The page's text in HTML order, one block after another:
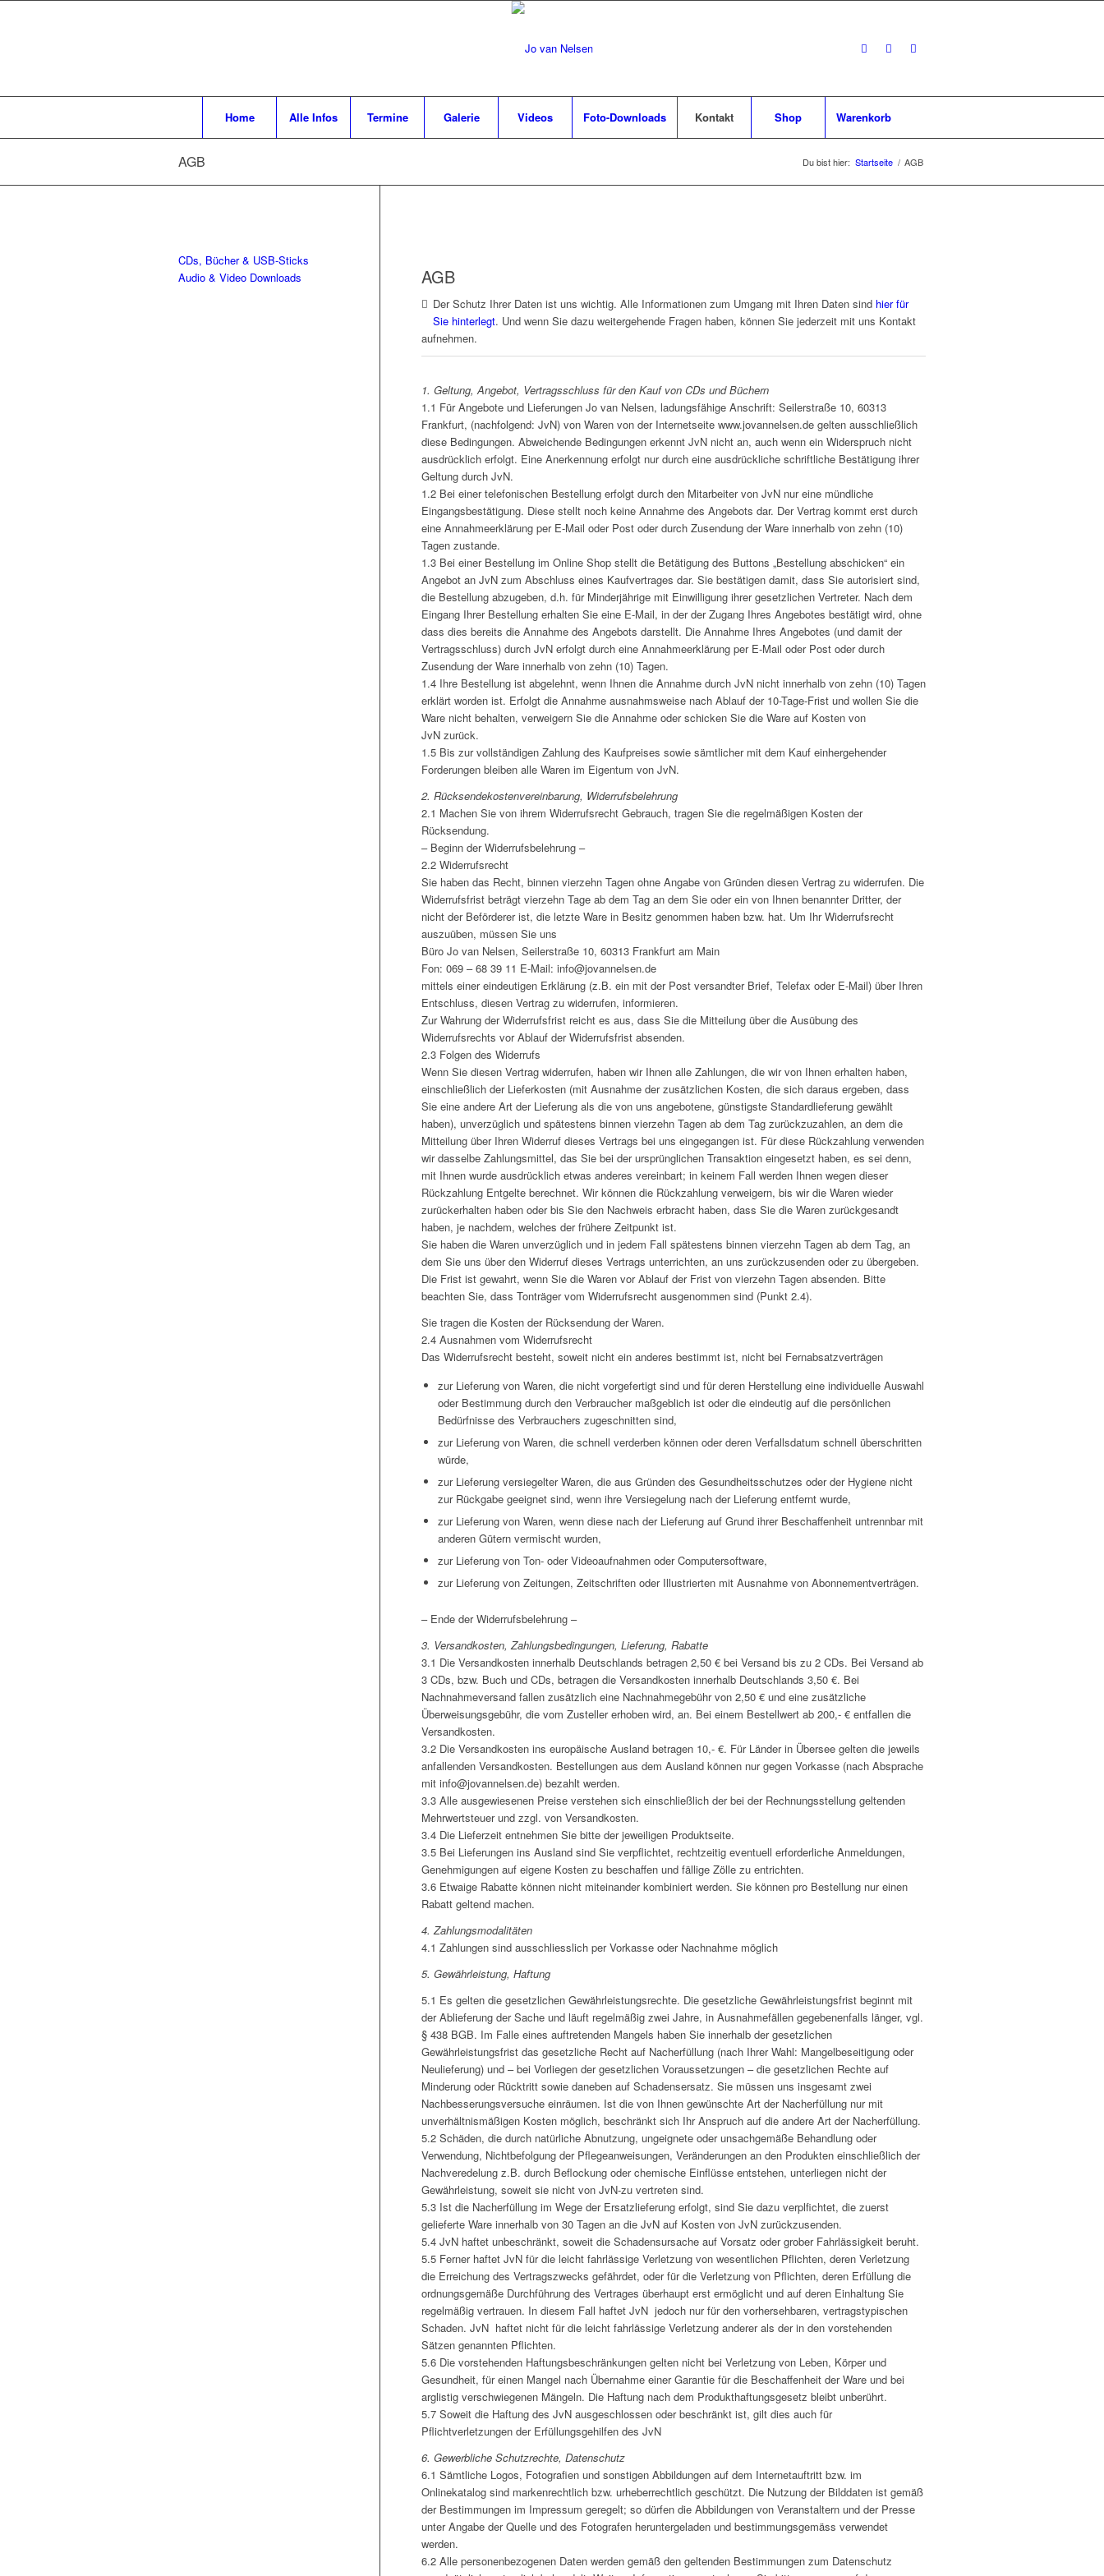
Home Alle Infos Termine Galerie Videos Foto-Downloads Kontakt Shop Warenkorb
AGB Du bist hier: Startseite / AGB
AGB
Der Schutz Ihrer Daten ist uns wichtig. Alle Informationen zum Umgang mit Ihren Daten sind hier für
Sie hinterlegt. Und wenn Sie dazu weitergehende Fragen haben, können Sie jederzeit mit uns Kontakt
aufnehmen.
1. Geltung, Angebot, Vertragsschluss für den Kauf von CDs und Büchern
1.1 Für Angebote und Lieferungen Jo van Nelsen, ladungsfähige Anschrift: Seilerstraße 10, 60313
Frankfurt, (nachfolgend: JvN) von Waren von der Internetseite www.jovannelsen.de gelten ausschließlich
diese Bedingungen. Abweichende Bedingungen erkennt JvN nicht an, auch wenn ein Widerspruch nicht
ausdrücklich erfolgt. Eine Anerkennung erfolgt nur durch eine ausdrückliche schriftliche Bestätigung ihrer
Geltung durch JvN.
1.2 Bei einer telefonischen Bestellung erfolgt durch den Mitarbeiter von JvN nur eine mündliche
Eingangsbestätigung. Diese stellt noch keine Annahme des Angebots dar. Der Vertrag kommt erst durch
eine Annahmeerklärung per E-Mail oder Post oder durch Zusendung der Ware innerhalb von zehn (10)
Tagen zustande.
1.3 Bei einer Bestellung im Online Shop stellt die Betätigung des Buttons „Bestellung abschicken“ ein
Angebot an JvN zum Abschluss eines Kaufvertrages dar. Sie bestätigen damit, dass Sie autorisiert sind,
die Bestellung abzugeben, d.h. für Minderjährige mit Einwilligung ihrer gesetzlichen Vertreter. Nach dem
Eingang Ihrer Bestellung erhalten Sie eine E-Mail, in der der Zugang Ihres Angebotes bestätigt wird, ohne
dass dies bereits die Annahme des Angebots darstellt. Die Annahme Ihres Angebotes (und damit der
Vertragsschluss) durch JvN erfolgt durch eine Annahmeerklärung per E-Mail oder Post oder durch
Zusendung der Ware innerhalb von zehn (10) Tagen.
1.4 Ihre Bestellung ist abgelehnt, wenn Ihnen die Annahme durch JvN nicht innerhalb von zehn (10) Tagen
erklärt worden ist. Erfolgt die Annahme ausnahmsweise nach Ablauf der 10-Tage-Frist und wollen Sie die
Ware nicht behalten, verweigern Sie die Annahme oder schicken Sie die Ware auf Kosten von
JvN zurück.
1.5 Bis zur vollständigen Zahlung des Kaufpreises sowie sämtlicher mit dem Kauf einhergehender
Forderungen bleiben alle Waren im Eigentum von JvN.
2. Rücksendekostenvereinbarung, Widerrufsbelehrung
2.1 Machen Sie von ihrem Widerrufsrecht Gebrauch, tragen Sie die regelmäßigen Kosten der
Rücksendung.
– Beginn der Widerrufsbelehrung –
2.2 Widerrufsrecht
Sie haben das Recht, binnen vierzehn Tagen ohne Angabe von Gründen diesen Vertrag zu widerrufen. Die
Widerrufsfrist beträgt vierzehn Tage ab dem Tag an dem Sie oder ein von Ihnen benannter Dritter, der
nicht der Beförderer ist, die letzte Ware in Besitz genommen haben bzw. hat. Um Ihr Widerrufsrecht
auszuüben, müssen Sie uns
Büro Jo van Nelsen, Seilerstraße 10, 60313 Frankfurt am Main
Fon: 069 – 68 39 11 E-Mail: info@jovannelsen.de
mittels einer eindeutigen Erklärung (z.B. ein mit der Post versandter Brief, Telefax oder E-Mail) über Ihren
Entschluss, diesen Vertrag zu widerrufen, informieren.
Zur Wahrung der Widerrufsfrist reicht es aus, dass Sie die Mitteilung über die Ausübung des
Widerrufsrechts vor Ablauf der Widerrufsfrist absenden.
2.3 Folgen des Widerrufs
Wenn Sie diesen Vertrag widerrufen, haben wir Ihnen alle Zahlungen, die wir von Ihnen erhalten haben,
einschließlich der Lieferkosten (mit Ausnahme der zusätzlichen Kosten, die sich daraus ergeben, dass
Sie eine andere Art der Lieferung als die von uns angebotene, günstigste Standardlieferung gewählt
haben), unverzüglich und spätestens binnen vierzehn Tagen ab dem Tag zurückzuzahlen, an dem die
Mitteilung über Ihren Widerruf dieses Vertrags bei uns eingegangen ist. Für diese Rückzahlung verwenden
wir dasselbe Zahlungsmittel, das Sie bei der ursprünglichen Transaktion eingesetzt haben, es sei denn,
mit Ihnen wurde ausdrücklich etwas anderes vereinbart; in keinem Fall werden Ihnen wegen dieser
Rückzahlung Entgelte berechnet. Wir können die Rückzahlung verweigern, bis wir die Waren wieder
zurückerhalten haben oder bis Sie den Nachweis erbracht haben, dass Sie die Waren zurückgesandt
haben, je nachdem, welches der frühere Zeitpunkt ist.
Sie haben die Waren unverzüglich und in jedem Fall spätestens binnen vierzehn Tagen ab dem Tag, an
dem Sie uns über den Widerruf dieses Vertrags unterrichten, an uns zurückzusenden oder zu übergeben.
Die Frist ist gewahrt, wenn Sie die Waren vor Ablauf der Frist von vierzehn Tagen absenden. Bitte
beachten Sie, dass Tonträger vom Widerrufsrecht ausgenommen sind (Punkt 2.4).
Sie tragen die Kosten der Rücksendung der Waren.
2.4 Ausnahmen vom Widerrufsrecht
Das Widerrufsrecht besteht, soweit nicht ein anderes bestimmt ist, nicht bei Fernabsatzverträgen
zur Lieferung von Waren, die nicht vorgefertigt sind und für deren Herstellung eine individuelle Auswahl
oder Bestimmung durch den Verbraucher maßgeblich ist oder die eindeutig auf die persönlichen
Bedürfnisse des Verbrauchers zugeschnitten sind,
zur Lieferung von Waren, die schnell verderben können oder deren Verfallsdatum schnell überschritten
würde,
zur Lieferung versiegelter Waren, die aus Gründen des Gesundheitsschutzes oder der Hygiene nicht
zur Rückgabe geeignet sind, wenn ihre Versiegelung nach der Lieferung entfernt wurde,
zur Lieferung von Waren, wenn diese nach der Lieferung auf Grund ihrer Beschaffenheit untrennbar mit
anderen Gütern vermischt wurden,
zur Lieferung von Ton- oder Videoaufnahmen oder Computersoftware,
zur Lieferung von Zeitungen, Zeitschriften oder Illustrierten mit Ausnahme von Abonnementverträgen.
– Ende der Widerrufsbelehrung –
3. Versandkosten, Zahlungsbedingungen, Lieferung, Rabatte
3.1 Die Versandkosten innerhalb Deutschlands betragen 2,50 € bei Versand bis zu 2 CDs. Bei Versand ab
3 CDs, bzw. Buch und CDs, betragen die Versandkosten innerhalb Deutschlands 3,50 €. Bei
Nachnahmeversand fallen zusätzlich eine Nachnahmegebühr von 2,50 € und eine zusätzliche
Überweisungsgebühr, die vom Zusteller erhoben wird, an. Bei einem Bestellwert ab 200,- € entfallen die
Versandkosten.
3.2 Die Versandkosten ins europäische Ausland betragen 10,- €. Für Länder in Übersee gelten die jeweils
anfallenden Versandkosten. Bestellungen aus dem Ausland können nur gegen Vorkasse (nach Absprache
mit info@jovannelsen.de) bezahlt werden.
3.3 Alle ausgewiesenen Preise verstehen sich einschließlich der bei der Rechnungsstellung geltenden
Mehrwertsteuer und zzgl. von Versandkosten.
3.4 Die Lieferzeit entnehmen Sie bitte der jeweiligen Produktseite.
3.5 Bei Lieferungen ins Ausland sind Sie verpflichtet, rechtzeitig eventuell erforderliche Anmeldungen,
Genehmigungen auf eigene Kosten zu beschaffen und fällige Zölle zu entrichten.
3.6 Etwaige Rabatte können nicht miteinander kombiniert werden. Sie können pro Bestellung nur einen
Rabatt geltend machen.
4. Zahlungsmodalitäten
4.1 Zahlungen sind ausschliesslich per Vorkasse oder Nachnahme möglich
5. Gewährleistung, Haftung
5.1 Es gelten die gesetzlichen Gewährleistungsrechte. Die gesetzliche Gewährleistungsfrist beginnt mit
der Ablieferung der Sache und läuft regelmäßig zwei Jahre, in Ausnahmefällen gegebenenfalls länger, vgl.
§ 438 BGB. Im Falle eines auftretenden Mangels haben Sie innerhalb der gesetzlichen
Gewährleistungsfrist das gesetzliche Recht auf Nacherfüllung (nach Ihrer Wahl: Mangelbeseitigung oder
Neulieferung) und – bei Vorliegen der gesetzlichen Voraussetzungen – die gesetzlichen Rechte auf
Minderung oder Rücktritt sowie daneben auf Schadensersatz. Sie müssen uns insgesamt zwei
Nachbesserungsversuche einräumen. Ist die von Ihnen gewünschte Art der Nacherfüllung nur mit
unverhältnismäßigen Kosten möglich, beschränkt sich Ihr Anspruch auf die andere Art der Nacherfüllung.
5.2 Schäden, die durch natürliche Abnutzung, ungeignete oder unsachgemäße Behandlung oder
Verwendung, Nichtbefolgung der Pflegeanweisungen, Veränderungen an den Produkten einschließlich der
Nachveredelung z.B. durch Beflockung oder chemische Einflüsse entstehen, unterliegen nicht der
Gewährleistung, soweit sie nicht von JvN-zu vertreten sind.
5.3 Ist die Nacherfüllung im Wege der Ersatzlieferung erfolgt, sind Sie dazu verplfichtet, die zuerst
gelieferte Ware innerhalb von 30 Tagen an die JvN auf Kosten von JvN zurückzusenden.
5.4 JvN haftet unbeschränkt, soweit die Schadensursache auf Vorsatz oder grober Fahrlässigkeit beruht.
5.5 Ferner haftet JvN für die leicht fahrlässige Verletzung von wesentlichen Pflichten, deren Verletzung
die Erreichung des Vertragszwecks gefährdet, oder für die Verletzung von Pflichten, deren Erfüllung die
ordnungsgemäße Durchführung des Vertrages überhaupt erst ermöglicht und auf deren Einhaltung Sie
regelmäßig vertrauen. In diesem Fall haftet JvN jedoch nur für den vorhersehbaren, vertragstypischen
Schaden. JvN haftet nicht für die leicht fahrlässige Verletzung anderer als der in den vorstehenden
Sätzen genannten Pflichten.
5.6 Die vorstehenden Haftungsbeschränkungen gelten nicht bei Verletzung von Leben, Körper und
Gesundheit, für einen Mangel nach Übernahme einer Garantie für die Beschaffenheit der Ware und bei
arglistig verschwiegenen Mängeln. Die Haftung nach dem Produkthaftungsgesetz bleibt unberührt.
5.7 Soweit die Haftung des JvN ausgeschlossen oder beschränkt ist, gilt dies auch für
Pflichtverletzungen der Erfüllungsgehilfen des JvN
6. Gewerbliche Schutzrechte, Datenschutz
6.1 Sämtliche Logos, Fotografien und sonstigen Abbildungen auf dem Internetauftritt bzw. im
Onlinekatalog sind markenrechtlich bzw. urheberrechtlich geschützt. Die Nutzung der Bilddaten ist gemäß
der Bestimmungen im Impressum geregelt; so dürfen die Abbildungen von Veranstaltern und der Presse
unter Angabe der Quelle und des Fotografen heruntergeladen und bestimmungsgemäss verwendet
werden.
6.2 Alle personenbezogenen Daten werden gemäß den geltenden Bestimmungen zum Datenschutz
CDs, Bücher & USB-Sticks
Audio & Video Downloads